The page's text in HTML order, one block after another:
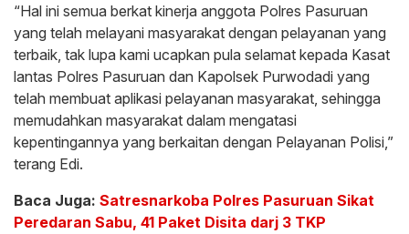
“Hal ini semua berkat kinerja anggota Polres Pasuruan
yang telah melayani masyarakat dengan pelayanan yang
terbaik, tak lupa kami ucapkan pula selamat kepada Kasat
lantas Polres Pasuruan dan Kapolsek Purwodadi yang
telah membuat aplikasi pelayanan masyarakat, sehingga
memudahkan masyarakat dalam mengatasi
kepentingannya yang berkaitan dengan Pelayanan Polisi,”
terang Edi.
Baca Juga: Satresnarkoba Polres Pasuruan Sikat
Peredaran Sabu, 41 Paket Disita darj 3 TKP